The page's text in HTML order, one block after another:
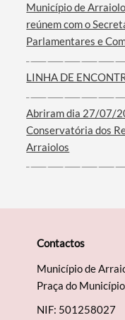
Município de
reúnem com o
Parlamentares e
LINHA DE
Abriram dia 27/07/
Conservatória dos
Arraiolos
Contactos
Município de
Praça do
NIF: 501258027